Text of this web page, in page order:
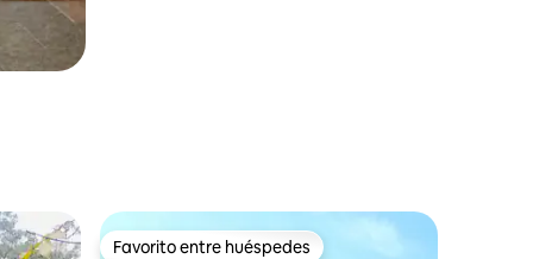
Favorito entre huéspedes